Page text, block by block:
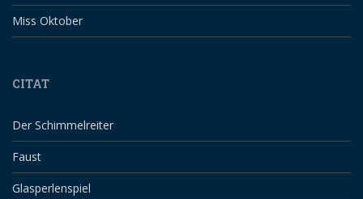
Miss Oktober
CITAT
Der Schimmelreiter
Faust
Glasperlenspiel